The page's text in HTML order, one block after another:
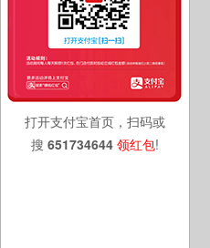
打开支付宝首页，扫码或
搜 651734644 领红包!